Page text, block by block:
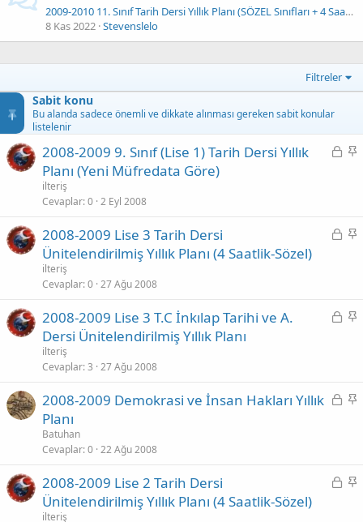
2009-2010 11. Sınıf Tarih Dersi Yıllık Planı (SÖZEL Sınıfları + 4 Saatlik)
8 Kas 2022 Stevenslelo
Filtreler
Sabit konu
Bu alanda sadece önemli ve dikkate alınması gereken sabit konular
listelenir
K
l
S
2008-2009 9. Sınıf (Lise 1) Tarih Dersi Yıllık
Planı (Yeni Müfredata Göre)
ilteriş
Cevaplar 0 2 Eyl 2008
K
l
S
2008-2009 Lise 3 Tarih Dersi
Ünitelendirilmiş Yıllık Planı (4 Saatlik-Sözel)
ilteriş
Cevaplar 0 27 Ağu 2008
K
l
S
2008-2009 Lise 3 T.C İnkılap Tarihi ve A.
Dersi Ünitelendirilmiş Yıllık Planı
ilteriş
Cevaplar 3 27 Ağu 2008
K
l
S
2008-2009 Demokrasi ve İnsan Hakları Yıllık
Planı
Batuhan
Cevaplar 0 22 Ağu 2008
K
S
2008-2009 Lise 2 Tarih Dersi
Ünitelendirilmiş Yıllık Planı (4 Saatlik-Sözel)
ilteriş